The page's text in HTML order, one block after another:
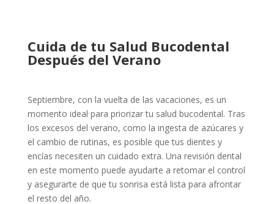
Cuida de tu Salud Bucodental
Después del Verano
Septiembre, con la vuelta de las vacaciones, es un
momento ideal para priorizar tu salud bucodental. Tras
los excesos del verano, como la ingesta de azúcares y
el cambio de rutinas, es posible que tus dientes y
encías necesiten un cuidado extra. Una revisión dental
en este momento puede ayudarte a retomar el control
y asegurarte de que tu sonrisa está lista para afrontar
el resto del año.